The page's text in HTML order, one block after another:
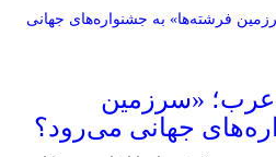
عرب؛ «سرزمین
جهانی می‌رود؟